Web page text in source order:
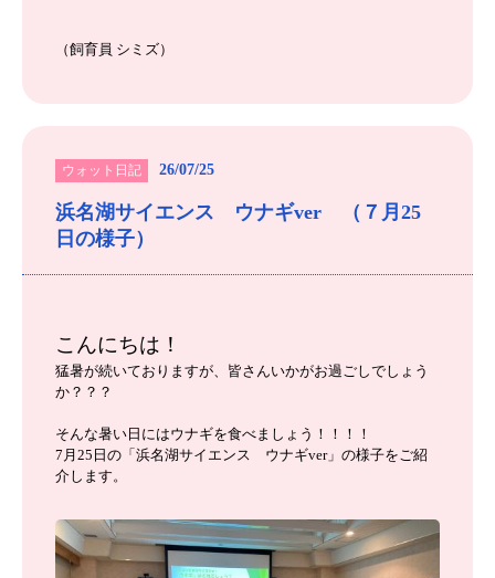
（飼育員 シミズ）
ウォット日記 26/07/25
浜名湖サイエンス ウナギver （７月25
日の様子）
こんにちは！
猛暑が続いておりますが、皆さんいかがお過ごしでしょう
か？？？
そんな暑い日にはウナギを食べましょう！！！！
7月25日の「浜名湖サイエンス ウナギver」の様子をご紹
介します。